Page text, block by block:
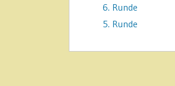
6. Runde
5. Runde